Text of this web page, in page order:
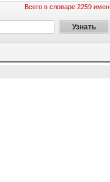
Всего в словаре 2259 имен